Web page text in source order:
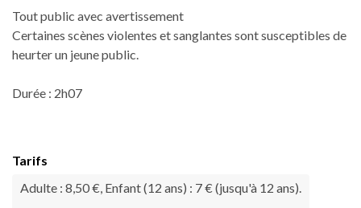
Tout public avec avertissement
Certaines scènes violentes et sanglantes sont susceptibles de
heurter un jeune public.
Durée : 2h07
Tarifs
Adulte : 8,50 €, Enfant (12 ans) : 7 € (jusqu'à 12 ans).